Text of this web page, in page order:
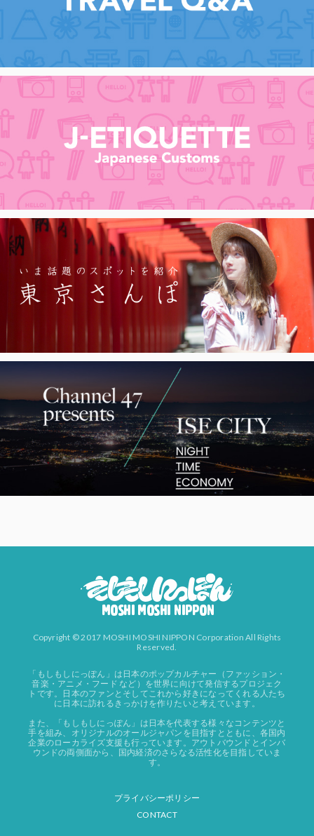
Copyright © 2017 MOSHI MOSHI NIPPON Corporation All Rights
Reserved.
「もしもしにっぽん」は日本のポップカルチャー（ファッション・
音楽・アニメ・フード など）を世界に向けて発信するプロジェク
トです。日本のファンとそしてこれから好きになってくれる人たち
に日本に訪れるきっかけを作りたいと考えています。
また、「もしもしにっぽん」は日本を代表する様々なコンテンツと
手を組み、オリジナルのオールジャパンを目指すとともに、各国内
企業のローカライズ支援も行っています。アウトバウンドとインバ
ウンドの両側面から、国内経済のさらなる活性化を目指していま
す。
プライバシーポリシー
CONTACT